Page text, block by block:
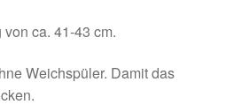
ca. 41-43 cm.
Weichspüler. Damit das